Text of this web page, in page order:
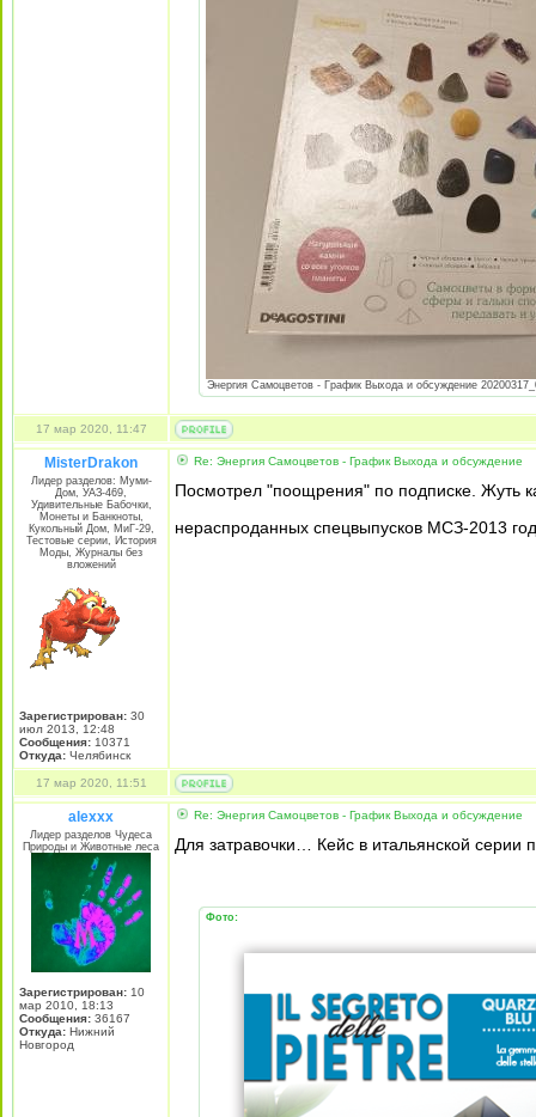
Энергия Самоцветов - График Выхода и обсуждение
17 мар 2020, 11:47
MisterDrakon
Лидер разделов: Муми-
Дом, УАЗ-469,
Удивительные Бабочки,
Монеты и Банкноты,
Кукольный Дом, МиГ-29,
Тестовые серии, История
Моды, Журналы без
вложений
Зарегистрирован: 30
июл 2013, 12:48
Сообщения: 10371
Откуда: Челябинск
Re: Энергия Самоцветов - График Выхода и обсуждение
Посмотрел "поощрения" по подписке. Жуть
нераспроданных спецвыпусков МСЗ-2013
17 мар 2020, 11:51
alexxx
Лидер разделов Чудеса
Природы и Животные леса
Зарегистрирован: 10
мар 2010, 18:13
Сообщения: 36167
Откуда: Нижний
Новгород
Re: Энергия Самоцветов - График Выхода и обсуждение
Для затравочки… Кейс в итальянской серии
Фото: